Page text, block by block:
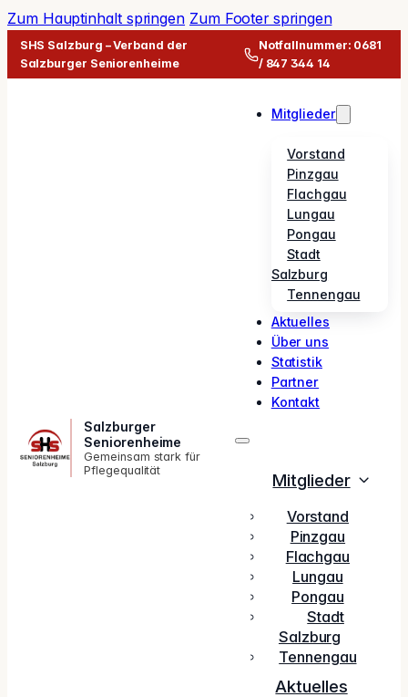
Zum Hauptinhalt springen Zum Footer springen
SHS Salzburg – Verband der
Salzburger Seniorenheime
Notfallnummer: 0681
/ 847 344 14
Salzburger
Seniorenheime
Gemeinsam stark für
Pflegequalität
Mitglieder
Vorstand
Pinzgau
Flachgau
Lungau
Pongau
Stadt
Salzburg
Tennengau
Aktuelles
Über uns
Statistik
Partner
Kontakt
Mitglieder
Vorstand
Pinzgau
Flachgau
Lungau
Pongau
Stadt
Salzburg
Tennengau
Aktuelles